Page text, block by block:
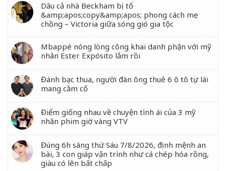
Dâu cả nhà Beckham bị tố
&amp;apos;copy&amp;apos; phong cách mẹ
chồng – Victoria giữa sóng gió gia tộc
Mbappé nóng lòng công khai danh phận với mỹ
nhân Ester Expósito lắm rồi
Đánh bạc thua, người đàn ông thuê 6 ô tô tự lái
mang cầm cố
Điểm giống nhau về chuyện tình ái của 3 mỹ
nhân phim giờ vàng VTV
Đúng 6h sáng thứ Sáu 7/8/2026, định mệnh an
bài, 3 con giáp vận trình như cá chép hóa rồng,
giàu có lên bất chấp